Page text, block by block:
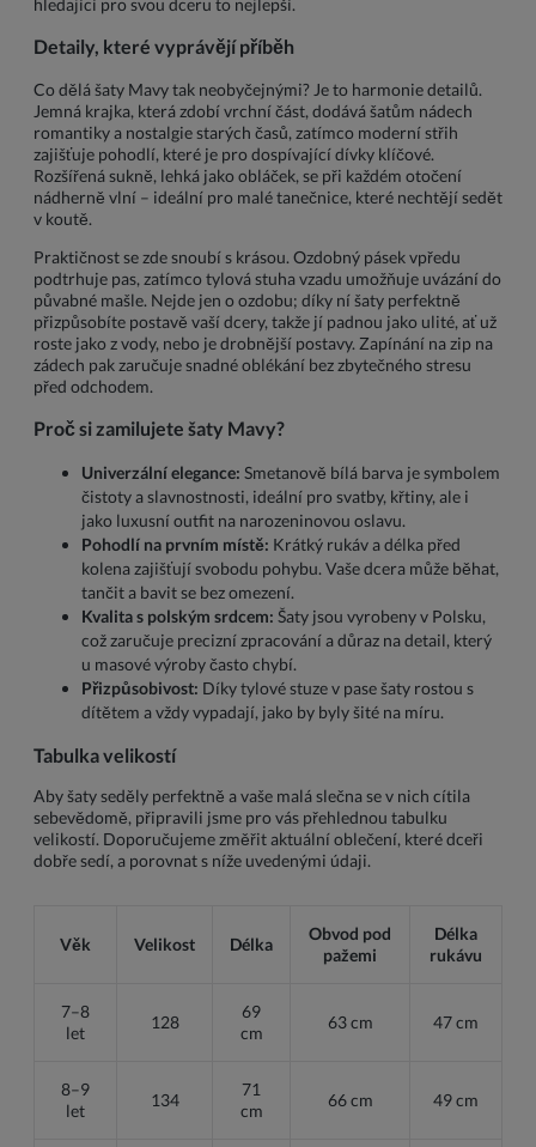
hledající pro svou dceru to nejlepší.
Detaily, které vyprávějí příběh
Co dělá šaty Mavy tak neobyčejnými? Je to harmonie detailů.
Jemná krajka, která zdobí vrchní část, dodává šatům nádech
romantiky a nostalgie starých časů, zatímco moderní střih
zajišťuje pohodlí, které je pro dospívající dívky klíčové.
Rozšířená sukně, lehká jako obláček, se při každém otočení
nádherně vlní – ideální pro malé tanečnice, které nechtějí sedět
v koutě.
Praktičnost se zde snoubí s krásou. Ozdobný pásek vpředu
podtrhuje pas, zatímco tylová stuha vzadu umožňuje uvázání do
půvabné mašle. Nejde jen o ozdobu; díky ní šaty perfektně
přizpůsobíte postavě vaší dcery, takže jí padnou jako ulité, ať už
roste jako z vody, nebo je drobnější postavy. Zapínání na zip na
zádech pak zaručuje snadné oblékání bez zbytečného stresu
před odchodem.
Proč si zamilujete šaty Mavy?
Univerzální elegance: Smetanově bílá barva je symbolem
čistoty a slavnostnosti, ideální pro svatby, křtiny, ale i
jako luxusní outfit na narozeninovou oslavu.
Pohodlí na prvním místě: Krátký rukáv a délka před
kolena zajišťují svobodu pohybu. Vaše dcera může běhat,
tančit a bavit se bez omezení.
Kvalita s polským srdcem: Šaty jsou vyrobeny v Polsku,
což zaručuje precizní zpracování a důraz na detail, který
u masové výroby často chybí.
Přizpůsobivost: Díky tylové stuze v pase šaty rostou s
dítětem a vždy vypadají, jako by byly šité na míru.
Tabulka velikostí
Aby šaty seděly perfektně a vaše malá slečna se v nich cítila
sebevědomě, připravili jsme pro vás přehlednou tabulku
velikostí. Doporučujeme změřit aktuální oblečení, které dceři
dobře sedí, a porovnat s níže uvedenými údaji.
Věk Velikost Délka
Obvod pod
pažemi
Délka
rukávu
7–8
let
128
69
cm
63 cm 47 cm
8–9
let
134
71
cm
66 cm 49 cm